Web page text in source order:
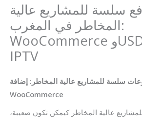
سلسة للمشاريع عالية
المخاطر في المغرب:
WooCommerce وUSDC للبيع
IPTV
سلسة للمشاريع عالية المخاطر: إضافة
WooCommerce
عالية المخاطر كيمكن تكون صعيبة،